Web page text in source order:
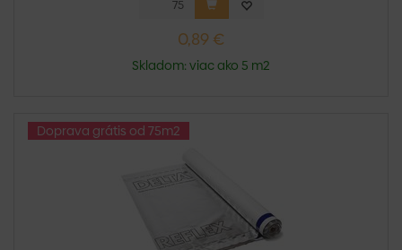
0,89 €
Skladom: viac ako 5 m2
Doprava grátis od 75m2